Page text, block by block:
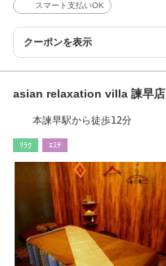
スマート支払いOK
クーポンを表示
asian relaxation villa 諫早店
本諫早駅から徒歩12分
ﾘﾗｸ ｴｽﾃ